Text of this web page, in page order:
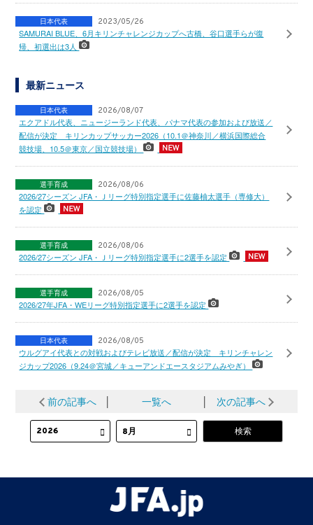
日本代表 2023/05/26
SAMURAI BLUE、6月キリンチャレンジカップへ古橋、谷口選手らが復
帰、初選出は3人
最新ニュース
日本代表 2026/08/07
エクアドル代表、ニュージーランド代表、パナマ代表の参加および放送／
配信が決定 キリンカップサッカー2026（10.1＠神奈川／横浜国際総合
競技場、10.5＠東京／国立競技場）
選手育成 2026/08/06
2026/27シーズン JFA・Ｊリーグ特別指定選手に佐藤柚太選手（専修大）
を認定
選手育成 2026/08/06
2026/27シーズン JFA・Ｊリーグ特別指定選手に2選手を認定
選手育成 2026/08/05
2026/27年JFA・WEリーグ特別指定選手に2選手を認定
日本代表 2026/08/05
ウルグアイ代表との対戦およびテレビ放送／配信が決定 キリンチャレン
ジカップ2026（9.24＠宮城／キューアンドエースタジアムみやぎ）
前の記事へ 一覧へ 次の記事へ